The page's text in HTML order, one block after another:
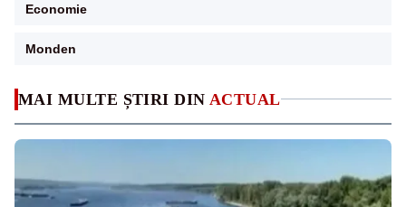
MAI MULTE ȘTIRI DIN ACTUAL
Economie
Monden